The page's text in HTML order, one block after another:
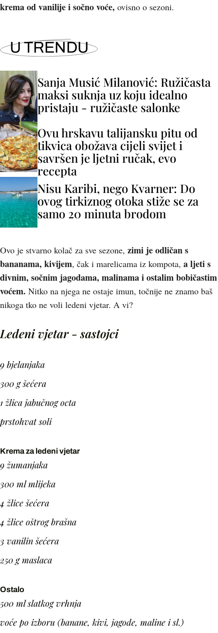
krema od vanilije i sočno voće, ovisno o sezoni.
U TRENDU
Sanja Musić Milanović: Ružičasta
maksi suknja uz koju idealno
pristaju - ružičaste salonke
Ovu hrskavu talijansku pitu od
tikvica obožava cijeli svijet i
savršen je ljetni ručak, evo
recepta
Nisu Karibi, nego Kvarner: Do
ovog tirkiznog otoka stiže se za
samo 20 minuta brodom
Ovo je stvarno kolač za sve sezone, zimi je odličan s
bananama, kivijem, čak i marelicama iz kompota, a ljeti s
divnim, sočnim jagodama, malinama i ostalim bobičastim
voćem. Nitko na njega ne ostaje imun, točnije ne znamo baš
nikoga tko ne voli ledeni vjetar. A vi?
Ledeni vjetar - sastojci
9 bjelanjaka
300 g šećera
1 žlica jabučnog octa
prstohvat soli
Krema za ledeni vjetar
9 žumanjaka
300 ml mlijeka
4 žlice šećera
4 žlice oštrog brašna
3 vanilin šećera
250 g maslaca
Ostalo
500 ml slatkog vrhnja
voće po izboru (banane, kivi, jagode, maline i sl.)